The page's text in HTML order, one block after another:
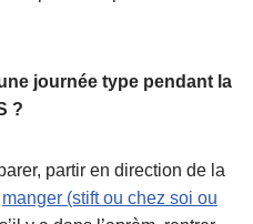
journée type pendant la
?
partir en direction de la
manger (stift ou chez soi ou